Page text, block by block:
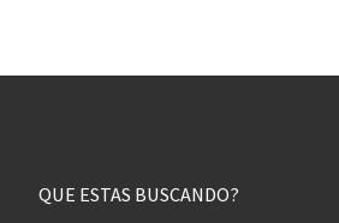
QUE ESTAS BUSCANDO?